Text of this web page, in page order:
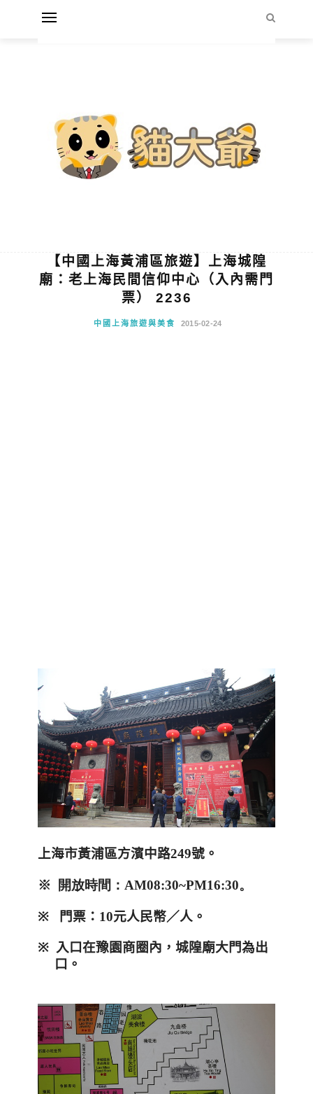
【中國上海黃浦區旅遊】上海城隍
廟：老上海民間信仰中心（入內需門
票） 2236
中國上海旅遊與美食 2015-02-24
上海市黃浦區方濱中路249號。
※ 開放時間：AM08:30~PM16:30。
※ 門票： 10元人民幣／人。
※ 入口在豫園商圈內，城隍廟大門為出
口。